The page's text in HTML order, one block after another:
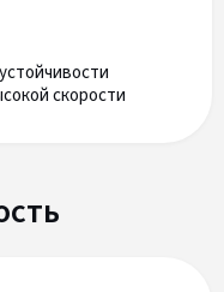
скорости